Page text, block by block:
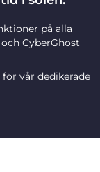
på alla
CyberGhost
vår dedikerade